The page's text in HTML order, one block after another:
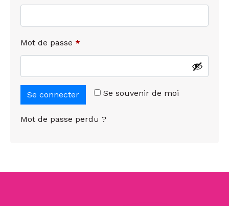
Mot de passe *
Se souvenir de moi
Se connecter
Mot de passe perdu ?